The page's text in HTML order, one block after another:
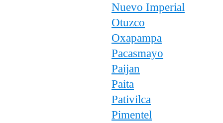
Nuevo Imperial
Otuzco
Oxapampa
Pacasmayo
Paijan
Paita
Pativilca
Pimentel